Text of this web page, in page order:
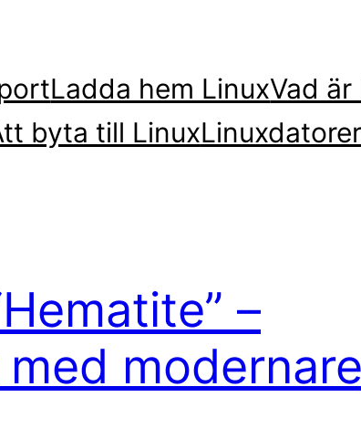
Ladda hem LinuxVad är
byta till LinuxLinuxdatorer
–
modernare